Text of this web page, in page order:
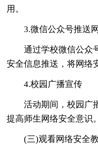
用。
3.微信公众号推送
通过学校微信公众
安全信息推送，将网络
4.校园广播宣传
活动期间，校园广
提高师生网络安全意识
(三)观看网络安全